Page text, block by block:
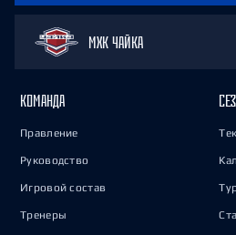
МХК ЧАЙКА
КОМАНДА
Правление
Руководство
Игровой состав
Тренеры